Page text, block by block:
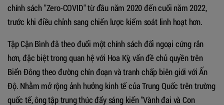
chính sách "Zero-COVID" từ đầu năm 2020 đến cuối năm 2022,
trước khi điều chỉnh sang chiến lược kiểm soát linh hoạt hơn.
Tập Cận Bình đã theo đuổi một chính sách đối ngoại cứng rắn
hơn, đặc biệt trong quan hệ với Hoa Kỳ, vấn đề chủ quyền trên
Biển Đông theo đường chín đoạn và tranh chấp biên giới với Ấn
Độ. Nhằm mở rộng ảnh hưởng kinh tế của Trung Quốc trên trường
quốc tế, ông tập trung thúc đẩy sáng kiến "Vành đai và Con